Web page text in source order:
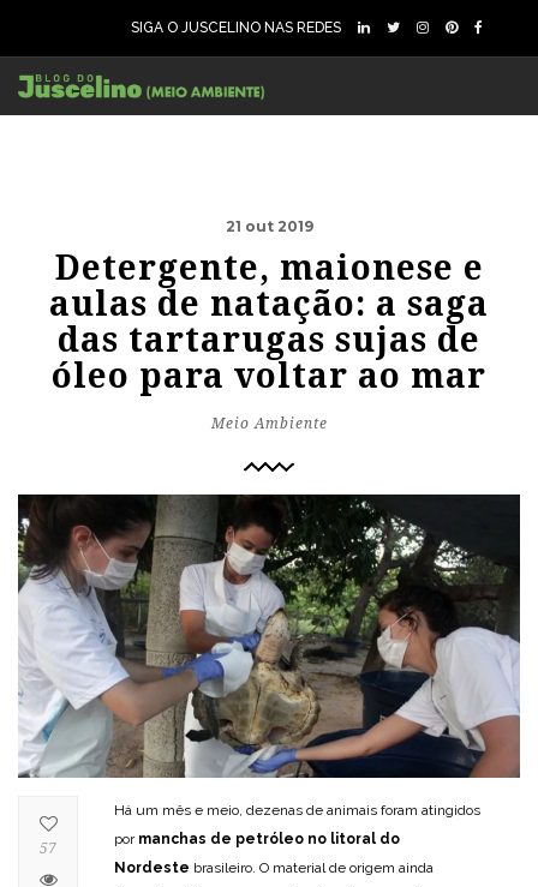
SIGA O JUSCELINO NAS REDES
21 out 2019
Detergente, maionese e
aulas de natação: a saga
das tartarugas sujas de
óleo para voltar ao mar
Meio Ambiente
Há um mês e meio, dezenas de animais foram atingidos
por manchas de petróleo no litoral do
Nordeste brasileiro. O material de origem ainda
57